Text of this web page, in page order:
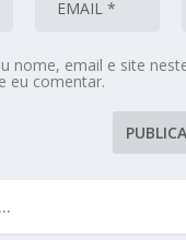
nome, email e site
eu comentar.